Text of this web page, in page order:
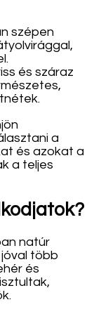
szépen
és száraz
a
és azokat a
a teljes
natúr
több
és